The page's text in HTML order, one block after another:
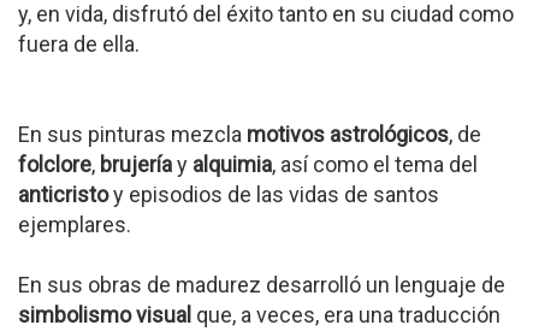
y, en vida, disfrutó del éxito tanto en su ciudad como
fuera de ella.
En sus pinturas mezcla motivos astrológicos, de
folclore, brujeríay alquimia, así como el tema del
anticristoy episodios de las vidas de santos
ejemplares.
En sus obras de madurez desarrolló un lenguaje de
simbolismo visual que, a veces, era una traducción